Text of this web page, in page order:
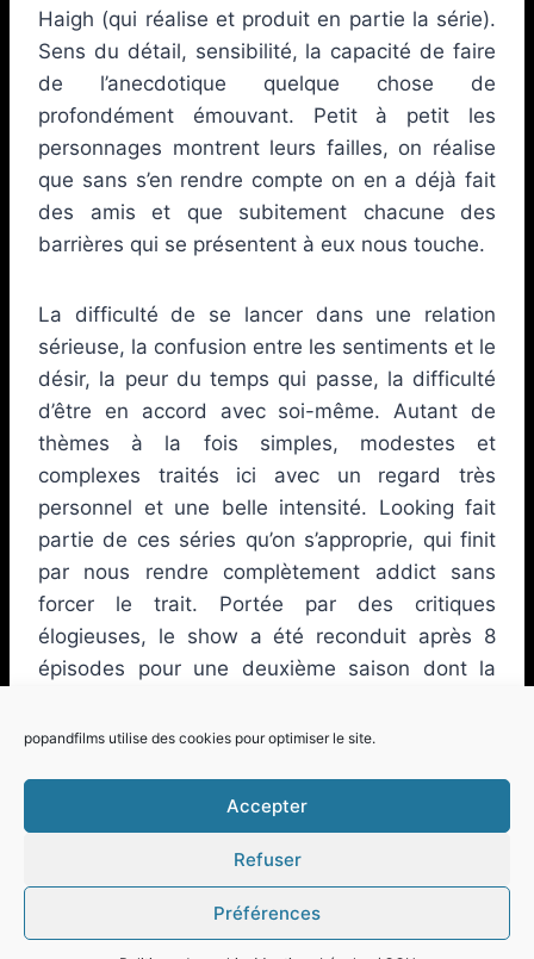
popandfilms utilise des cookies pour optimiser le site.
Accepter
Refuser
Préférences
Haigh (qui réalise et produit en partie la série).
Sens du détail, sensibilité, la capacité de faire
de l’anecdotique quelque chose de
profondément émouvant. Petit à petit les
personnages montrent leurs failles, on réalise
que sans s’en rendre compte on en a déjà fait
des amis et que subitement chacune des
barrières qui se présentent à eux nous touche.
La difficulté de se lancer dans une relation
sérieuse, la confusion entre les sentiments et le
désir, la peur du temps qui passe, la difficulté
d’être en accord avec soi-même. Autant de
thèmes à la fois simples, modestes et
complexes traités ici avec un regard très
personnel et une belle intensité. Looking fait
partie de ces séries qu’on s’approprie, qui finit
par nous rendre complètement addict sans
forcer le trait. Portée par des critiques
élogieuses, le show a été reconduit après 8
épisodes pour une deuxième saison dont la
Etats-Unis.
© 2026 Pop and Films - Thème WordPress par
Kadence WP